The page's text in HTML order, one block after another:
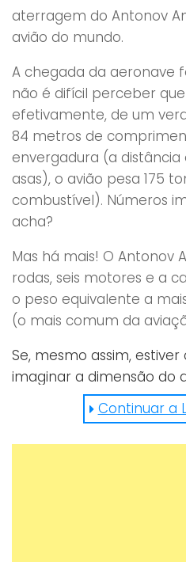
aterragem do Antonov
avião do mundo.
A chegada da aeronave
não é difícil perceber
efetivamente, de um
84 metros de
envergadura (a
asas), o avião pesa 175
combustível). Números
acha?
Mas há mais! O Antonov
rodas, seis motores e a
o peso equivalente a
(o mais comum da
Se, mesmo assim,
imaginar a dimensão do
desfazer todas as
facilmente mais de 1,5
momento a não perder!
Continuar a